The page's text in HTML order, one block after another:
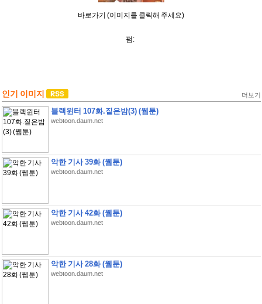
바로가기 (이미지를 클릭해 주세요)
펌:
인기 이미지 더보기
블랙윈터 107화.짙은밤(3) (웹툰)
webtoon.daum.net
악한 기사 39화 (웹툰)
webtoon.daum.net
악한 기사 42화 (웹툰)
webtoon.daum.net
악한 기사 28화 (웹툰)
webtoon.daum.net